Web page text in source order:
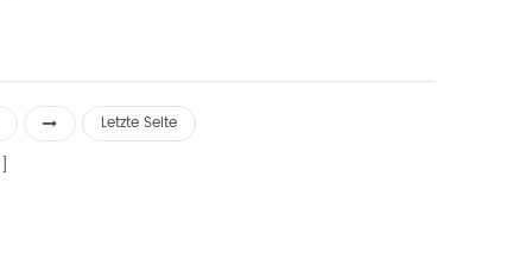
88kw
° C-85 °
Letzte Seite